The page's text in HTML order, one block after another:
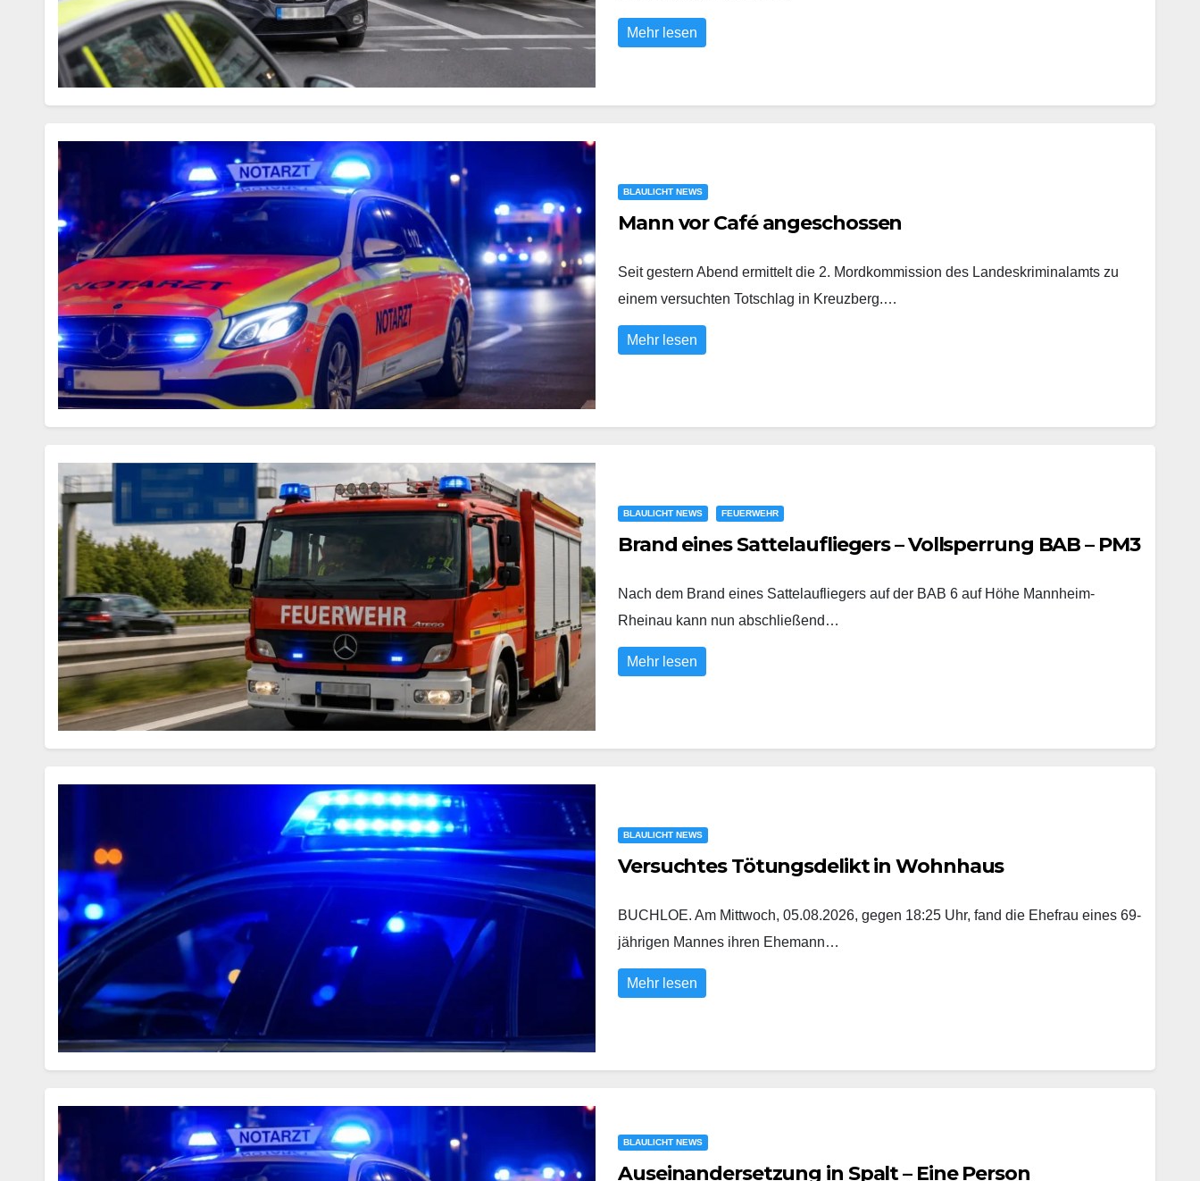
Mehr lesen
BLAULICHT NEWS
Mann vor Café angeschossen
Seit gestern Abend ermittelt die 2. Mordkommission des Landeskriminalamts zu
einem versuchten Totschlag in Kreuzberg.…
Mehr lesen
BLAULICHT NEWS FEUERWEHR
Brand eines Sattelaufliegers – Vollsperrung BAB – PM3
Nach dem Brand eines Sattelaufliegers auf der BAB 6 auf Höhe Mannheim-
Rheinau kann nun abschließend…
Mehr lesen
BLAULICHT NEWS
Versuchtes Tötungsdelikt in Wohnhaus
BUCHLOE. Am Mittwoch, 05.08.2026, gegen 18:25 Uhr, fand die Ehefrau eines 69-
jährigen Mannes ihren Ehemann…
Mehr lesen
BLAULICHT NEWS
Auseinandersetzung in Spalt – Eine Person